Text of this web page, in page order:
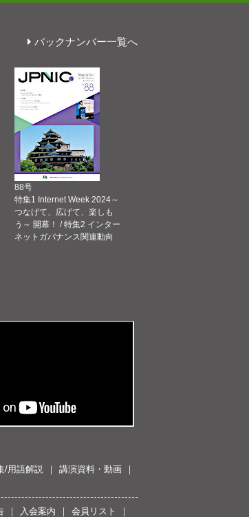
バックナンバー一覧へ
88号
特集1 Internet Week 2024～
つなげて、広げて、楽しも
う～ 開幕！ / 特集2 インター
ネットガバナンス関連動向
/用語解説
講演資料・動画
入会案内
会員リスト